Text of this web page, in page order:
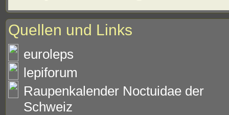
Quellen und Links
euroleps
lepiforum
Raupenkalender Noctuidae der
Schweiz